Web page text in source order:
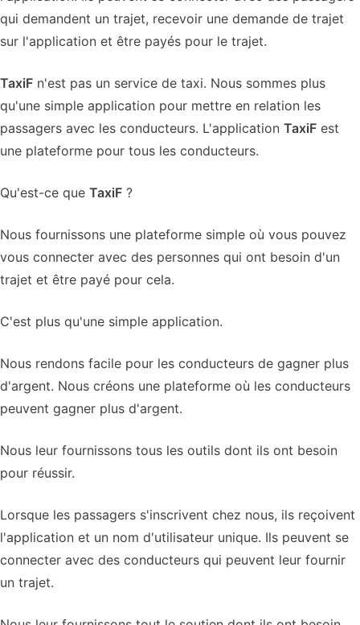
qui demandent un trajet, recevoir une demande de trajet
sur l'application et être payés pour le trajet.
TaxiF n'est pas un service de taxi. Nous sommes plus
qu'une simple application pour mettre en relation les
passagers avec les conducteurs. L'application TaxiF est
une plateforme pour tous les conducteurs.
Qu'est-ce que TaxiF ?
Nous fournissons une plateforme simple où vous pouvez
vous connecter avec des personnes qui ont besoin d'un
trajet et être payé pour cela.
C'est plus qu'une simple application.
Nous rendons facile pour les conducteurs de gagner plus
d'argent. Nous créons une plateforme où les conducteurs
peuvent gagner plus d'argent.
Nous leur fournissons tous les outils dont ils ont besoin
pour réussir.
Lorsque les passagers s'inscrivent chez nous, ils reçoivent
l'application et un nom d'utilisateur unique. Ils peuvent se
connecter avec des conducteurs qui peuvent leur fournir
un trajet.